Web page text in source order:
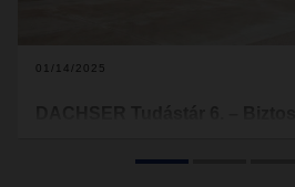
01/14/2025